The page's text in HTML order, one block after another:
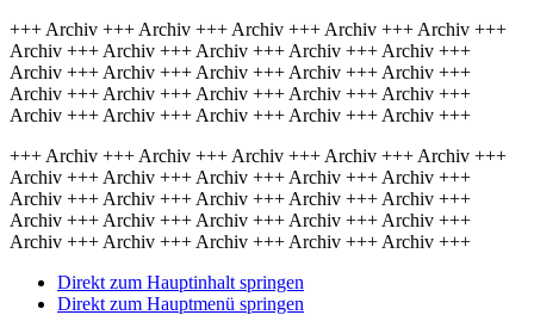
+++ Archiv +++ Archiv +++ Archiv +++ Archiv +++ Archiv +++
Archiv +++ Archiv +++ Archiv +++ Archiv +++ Archiv +++
Archiv +++ Archiv +++ Archiv +++ Archiv +++ Archiv +++
Archiv +++ Archiv +++ Archiv +++ Archiv +++ Archiv +++
Archiv +++ Archiv +++ Archiv +++ Archiv +++ Archiv +++
+++ Archiv +++ Archiv +++ Archiv +++ Archiv +++ Archiv +++
Archiv +++ Archiv +++ Archiv +++ Archiv +++ Archiv +++
Archiv +++ Archiv +++ Archiv +++ Archiv +++ Archiv +++
Archiv +++ Archiv +++ Archiv +++ Archiv +++ Archiv +++
Archiv +++ Archiv +++ Archiv +++ Archiv +++ Archiv +++
Direkt zum Hauptinhalt springen
Direkt zum Hauptmenü springen